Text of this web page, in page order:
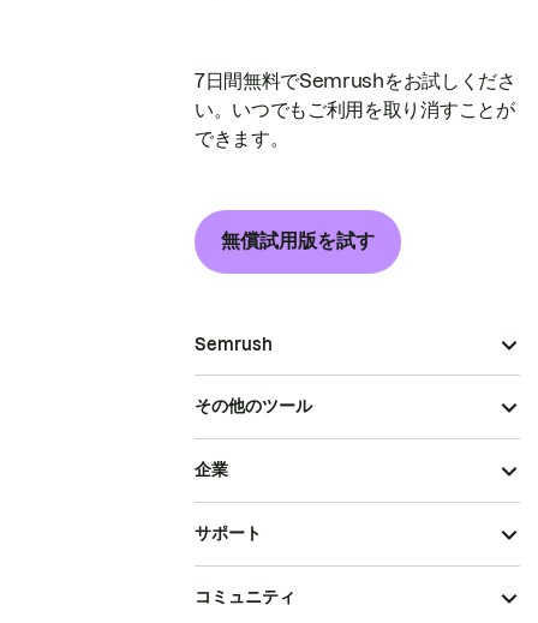
7日間無料でSemrushをお試しくださ
い。いつでもご利用を取り消すことが
できます。
無償試用版を試す
Semrush
その他のツール
企業
サポート
コミュニティ